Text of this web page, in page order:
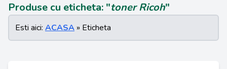
Produse cu eticheta: "toner Ricoh"
Esti aici: ACASA » Eticheta